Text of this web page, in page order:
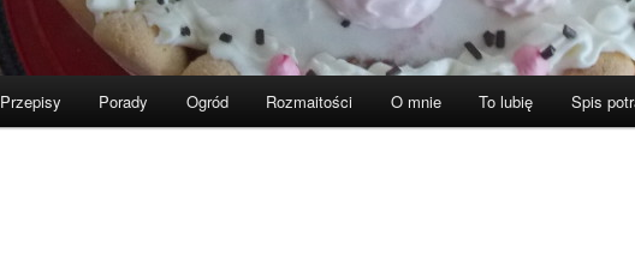
Przepisy Porady Ogród Rozmaitości O mnie To lubię Spis